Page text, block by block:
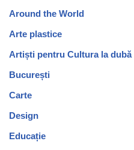
Around the World
Arte plastice
Artiști pentru Cultura la dubă
București
Carte
Design
Educație